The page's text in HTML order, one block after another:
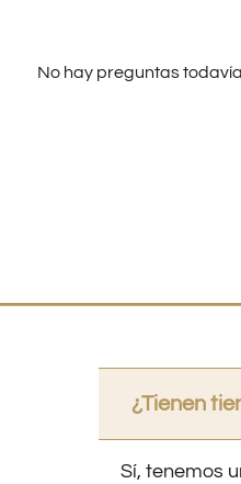
No hay preguntas todavía
¿Tienen
Sí, tenemos